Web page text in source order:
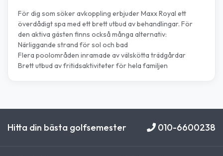
För dig som söker avkoppling erbjuder Maxx Royal ett
överdådigt spa med ett brett utbud av behandlingar. För
den aktiva gästen finns också många alternativ:
Närliggande strand för sol och bad
Flera poolområden inramade av välskötta trädgårdar
Brett utbud av fritidsaktiviteter för hela familjen
Hitta din bästa golfsemester 010-6600238